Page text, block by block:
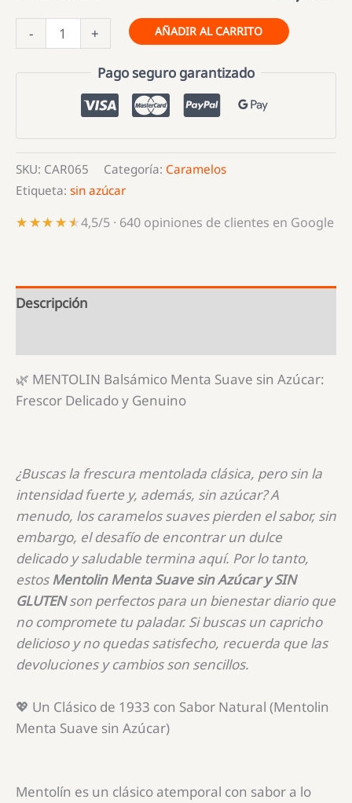
-
Mentolin
Menta
Suave
cantidad
+ AÑADIR AL CARRITO
Pago seguro garantizado
SKU: CAR065 Categoría: Caramelos
Etiqueta: sin azúcar
★★★★★
★★★★★4,5/5 · 640 opiniones de clientes en Google
Descripción
🌿 MENTOLIN Balsámico Menta Suave sin Azúcar:
Frescor Delicado y Genuino
¿Buscas la frescura mentolada clásica, pero sin la
intensidad fuerte y, además, sin azúcar? A
menudo, los caramelos suaves pierden el sabor, sin
embargo, el desafío de encontrar un dulce
delicado y saludable termina aquí. Por lo tanto,
estosMentolin Menta Suave sin Azúcar y SIN
GLUTENson perfectos para un bienestar diario que
no compromete tu paladar. Si buscas un capricho
delicioso y no quedas satisfecho, recuerda que las
devoluciones y cambios son sencillos.
💖 Un Clásico de 1933 con Sabor Natural (Mentolin
Menta Suave sin Azúcar)
Mentolín es un clásico atemporal con sabor a lo